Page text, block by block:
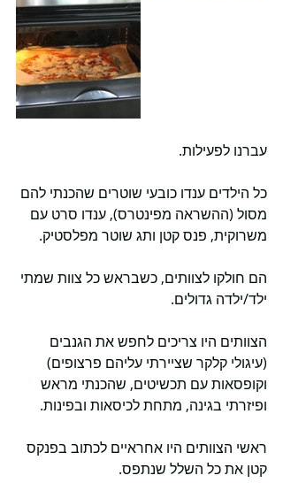
עברנו לפעילות.
כל הילדים ענדו כובעי שוטרים שהכנתי להם
מסול (ההשראה מפינטרס), ענדו סרט עם
משרוקית, פנס קטן ותג שוטר מפלסטיק.
הם חולקו לצוותים, כשבראש כל צוות שמתי
ילד/ילדה גדולים.
הצוותים היו צריכים לחפש את הגנבים
(עיגולי קלקר שציירתי עליהם פרצופים)
וקופסאות עם תכשיטים, שהכנתי מראש
ופיזרתי בגינה, מתחת לכיסאות ובפינות.
ראשי הצוותים היו אחראיים לכתוב בפנקס
קטן את כל השלל שנתפס.